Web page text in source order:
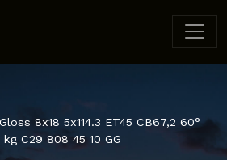
8x18 5x114.3 ET45 CB67,2 60°
kg C29 808 45 10 GG